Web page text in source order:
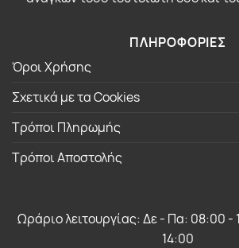
ΠΛΗΡΟΦΟΡΙΕΣ
Όροι Χρήσης
Σχετικά με τα Cookies
Τρόποι Πληρωμής
Τρόποι Αποστολής
Ωράριο λειτουργίας: Δε - Πα: 08:00 -
14:00